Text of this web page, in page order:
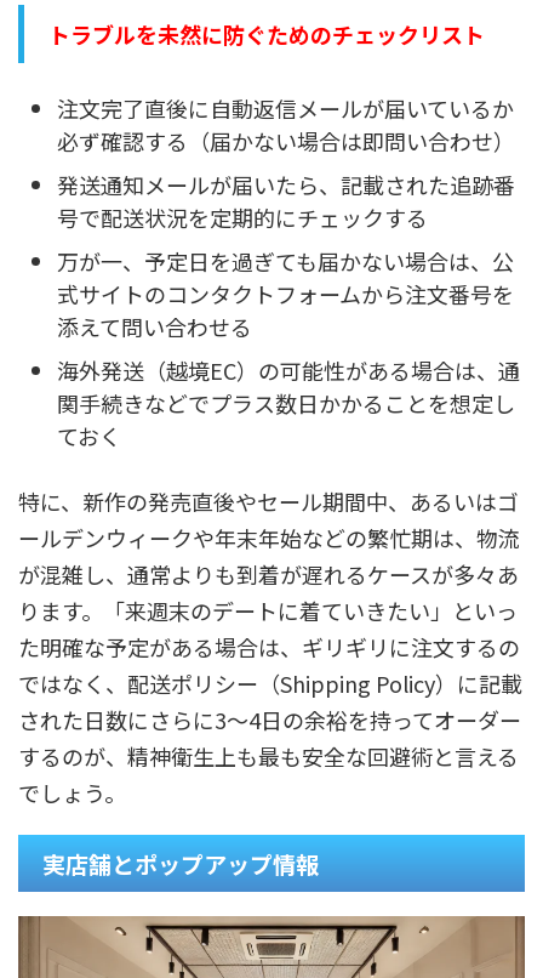
トラブルを未然に防ぐためのチェックリスト
注文完了直後に自動返信メールが届いているか
必ず確認する（届かない場合は即問い合わせ）
発送通知メールが届いたら、記載された追跡番
号で配送状況を定期的にチェックする
万が一、予定日を過ぎても届かない場合は、公
式サイトのコンタクトフォームから注文番号を
添えて問い合わせる
海外発送（越境EC）の可能性がある場合は、通
関手続きなどでプラス数日かかることを想定し
ておく
特に、新作の発売直後やセール期間中、あるいはゴ
ールデンウィークや年末年始などの繁忙期は、物流
が混雑し、通常よりも到着が遅れるケースが多々あ
ります。「来週末のデートに着ていきたい」といっ
た明確な予定がある場合は、ギリギリに注文するの
ではなく、配送ポリシー（Shipping Policy）に記載
された日数にさらに3〜4日の余裕を持ってオーダー
するのが、精神衛生上も最も安全な回避術と言える
でしょう。
実店舗とポップアップ情報